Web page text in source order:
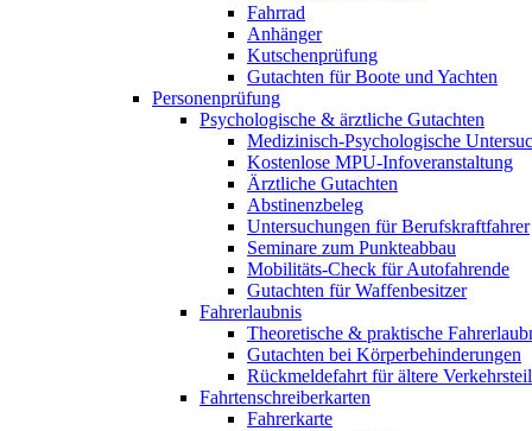
Fahrrad
Anhänger
Kutschenprüfung
Gutachten für Boote und Yachten
Personenprüfung
Psychologische & ärztliche Gutachten
Medizinisch-Psychologische
Kostenlose MPU-Infoveranstaltung
Ärztliche Gutachten
Abstinenzbeleg
Untersuchungen für Berufskraftfahrer
Seminare zum Punkteabbau
Mobilitäts-Check für Autofahrende
Gutachten für Waffenbesitzer
Fahrerlaubnis
Theoretische & praktische
Gutachten bei Körperbehinderungen
Rückmeldefahrt für ältere
Fahrtenschreiberkarten
Fahrerkarte